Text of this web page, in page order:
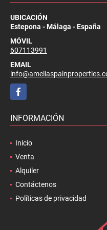
UBICACIÓN
Estepona - Málaga - España
MÓVIL
607113991
EMAIL
Facebook
INFORMACIÓN
Inicio
Venta
Alquiler
Contáctenos
Políticas de privacidad